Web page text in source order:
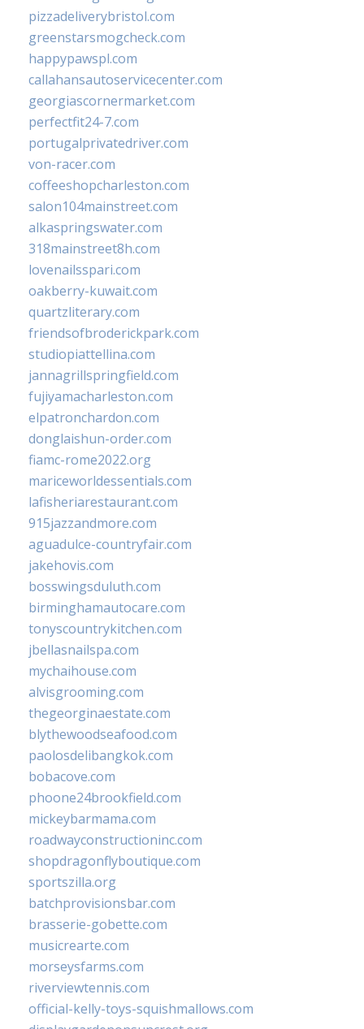
pizzadeliverybristol.com
greenstarsmogcheck.com
happypawspl.com
callahansautoservicecenter.com
georgiascornermarket.com
perfectfit24-7.com
portugalprivatedriver.com
von-racer.com
coffeeshopcharleston.com
salon104mainstreet.com
alkaspringswater.com
318mainstreet8h.com
lovenailsspari.com
oakberry-kuwait.com
quartzliterary.com
friendsofbroderickpark.com
studiopiattellina.com
jannagrillspringfield.com
fujiyamacharleston.com
elpatronchardon.com
donglaishun-order.com
fiamc-rome2022.org
mariceworldessentials.com
lafisheriarestaurant.com
915jazzandmore.com
aguadulce-countryfair.com
jakehovis.com
bosswingsduluth.com
birminghamautocare.com
tonyscountrykitchen.com
jbellasnailspa.com
mychaihouse.com
alvisgrooming.com
thegeorginaestate.com
blythewoodseafood.com
paolosdelibangkok.com
bobacove.com
phoone24brookfield.com
mickeybarmama.com
roadwayconstructioninc.com
shopdragonflyboutique.com
sportszilla.org
batchprovisionsbar.com
brasserie-gobette.com
musicrearte.com
morseysfarms.com
riverviewtennis.com
official-kelly-toys-squishmallows.com